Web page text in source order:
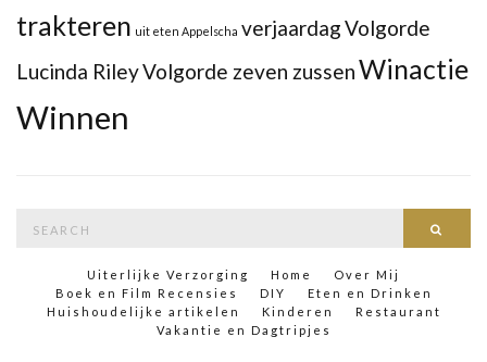
trakteren uit eten Appelscha verjaardagVolgorde
Lucinda RileyVolgorde zeven zussenWinactie
Winnen
Uiterlijke Verzorging Home
Over Mij
Boek en Film Recensies
DIY
Eten en Drinken
Huishoudelijke artikelen
Kinderen
Restaurant
Vakantie en Dagtripjes